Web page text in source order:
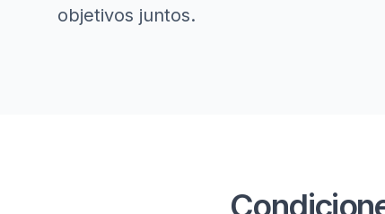
objetivos juntos.
Zuinig con las